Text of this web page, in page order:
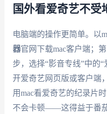
国外看爱奇艺不受
电脑端的操作更简单。以
器官网下载mac客户端；
步，选择“影音专线”中的
开爱奇艺网页版或客户端
用mac看爱奇艺的纪录片
不会卡顿——这得益于番